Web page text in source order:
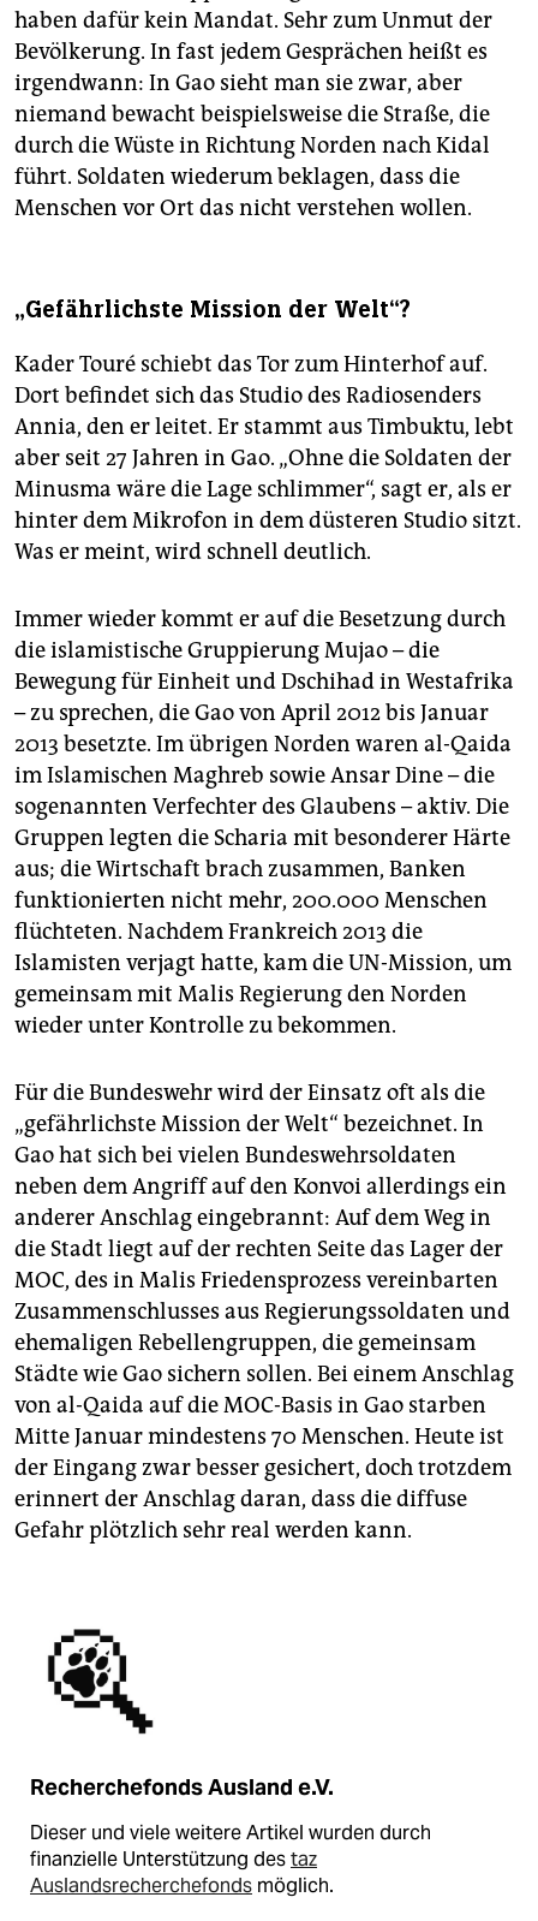
haben dafür kein Mandat. Sehr zum Unmut der
Bevölkerung. In fast jedem Gesprächen heißt es
irgendwann: In Gao sieht man sie zwar, aber
niemand bewacht beispielsweise die Straße, die
durch die Wüste in Richtung Norden nach Kidal
führt. Soldaten wiederum beklagen, dass die
Menschen vor Ort das nicht verstehen wollen.
„Gefährlichste Mission der Welt“?
Kader Touré schiebt das Tor zum Hinterhof auf.
Dort befindet sich das Studio des Radiosenders
Annia, den er leitet. Er stammt aus Timbuktu, lebt
aber seit 27 Jahren in Gao. „Ohne die Soldaten der
Minusma wäre die Lage schlimmer“, sagt er, als er
hinter dem Mikrofon in dem düsteren Studio sitzt.
Was er meint, wird schnell deutlich.
Immer wieder kommt er auf die Besetzung durch
die islamistische Gruppierung Mujao – die
Bewegung für Einheit und Dschihad in Westafrika
– zu sprechen, die Gao von April 2012 bis Januar
2013 besetzte. Im übrigen Norden waren al-Qaida
im Islamischen Maghreb sowie ­Ansar Dine – die
sogenannten Verfechter des Glaubens – aktiv. Die
Gruppen legten die Scharia mit besonderer Härte
aus; die Wirtschaft brach zusammen, Banken
funktionierten nicht mehr, 200.000 Menschen
flüchteten. Nachdem Frankreich 2013 die
Islamisten verjagt hatte, kam die UN-Mission, um
gemeinsam mit Malis Regierung den Norden
wieder unter Kontrolle zu bekommen.
Für die Bundeswehr wird der Einsatz oft als die
„gefährlichste Mission der Welt“ bezeichnet. In
Gao hat sich bei vielen Bundeswehrsoldaten
neben dem Angriff auf den Konvoi allerdings ein
anderer Anschlag eingebrannt: Auf dem Weg in
die Stadt liegt auf der rechten Seite das Lager der
MOC, des in Malis Friedensprozess vereinbarten
Zusammenschlusses aus Regierungssoldaten und
ehemaligen Rebellengruppen, die gemeinsam
Städte wie Gao sichern sollen. Bei einem Anschlag
von al-Qaida auf die MOC-Basis in Gao starben
Mitte Januar mindestens 70 Menschen. Heute ist
der Eingang zwar besser gesichert, doch trotzdem
erinnert der Anschlag daran, dass die diffuse
Gefahr plötzlich sehr real werden kann.
Recherchefonds Ausland e.V.
Dieser und viele weitere Artikel wurden durch
finanzielle Unterstützung destaz
Auslandsrecherchefonds möglich.